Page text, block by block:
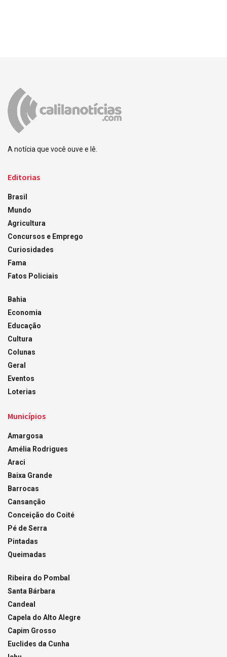
A notícia que você ouve e lê.
Editorias
Brasil
Mundo
Agricultura
Concursos e Emprego
Curiosidades
Fama
Fatos Policiais
Bahia
Economia
Educação
Cultura
Colunas
Geral
Eventos
Loterias
Municípios
Amargosa
Amélia Rodrigues
Araci
Baixa Grande
Barrocas
Cansanção
Conceição do Coité
Pé de Serra
Pintadas
Queimadas
Ribeira do Pombal
Santa Bárbara
Candeal
Capela do Alto Alegre
Capim Grosso
Euclides da Cunha